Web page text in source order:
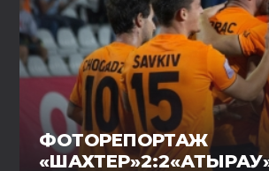
ФОТОРЕПОРТАЖ